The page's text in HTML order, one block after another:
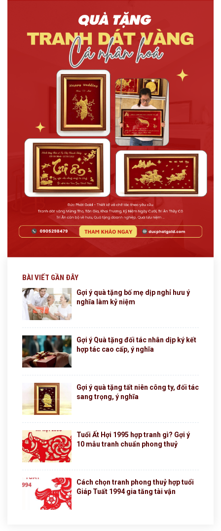
BÀI VIẾT GẦN ĐÂY
Gợi ý quà tặng bố mẹ dịp nghỉ hưu ý
nghĩa làm kỷ niệm
Gợi ý Quà tặng đối tác nhân dịp ký kết
hợp tác cao cấp, ý nghĩa
Gợi ý quà tặng tất niên công ty, đối tác
sang trọng, ý nghĩa
Tuổi Ất Hợi 1995 hợp tranh gì? Gợi ý
10 mẫu tranh chuẩn phong thuỷ
Cách chọn tranh phong thuỷ hợp tuổi
Giáp Tuất 1994 gia tăng tài vận